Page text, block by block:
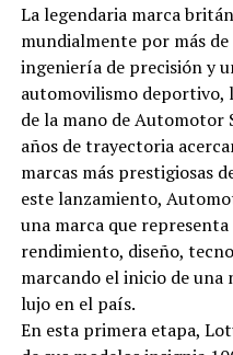
La legendaria marca
mundialmente por más
ingeniería de precisión y
automovilismo deportivo,
de la mano de Automotor
años de trayectoria
marcas más prestigiosas
este lanzamiento,
una marca que
rendimiento, diseño,
marcando el inicio de una
lujo en el país.
En esta primera etapa,